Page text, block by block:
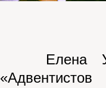
Елена Уайт